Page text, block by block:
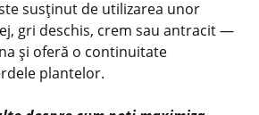
susținut de utilizarea unor
gri deschis, crem sau antracit —
și oferă o continuitate
plantelor.